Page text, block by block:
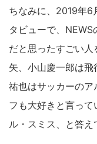
ちなみに、2019年6
タビューで、
だと思ったすごい
矢、小山慶一郎は
祐也はサッカーの
フも大好きと言っ
ル・スミス、と答え